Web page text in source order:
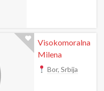
Visokomoralna
Milena
Bor, Srbija